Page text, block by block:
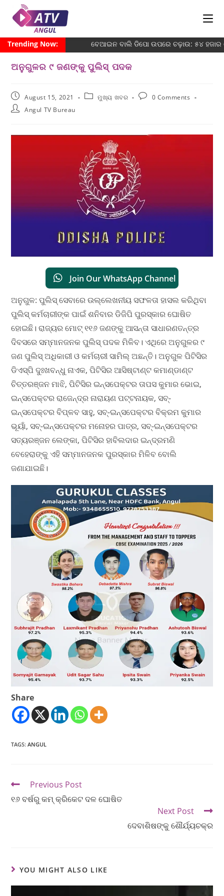
Trending Now: ବେଆଇନ ବାଲି ଡିପୋ ଉପରେ ଚଢ଼ାଉ: ୫୪ ହଜାର
ଅନୁଗୁଳର ୯ ଜଣଙ୍କୁ ପୁଲିସ୍ ପଦକ
August 15, 2021 ମୁଖ୍ୟ ଖବର
0 Comments
Angul TV Bureau
Join Our WhatsApp Channel
ଅନୁଗୁଳ: ପୁଲିସ୍ ସେବାରେ ଉଲ୍ଲେଖନୀୟ ସଫଳତା ହାସଲ କରିଥିବା
ପୁଲିସ୍‌ କର୍ମଚାରୀଙ୍କ ପାଇଁ ଶନିବାର ଡିଜିପି ପୁରସ୍କାର ଘୋଷିତ
ହୋଇଛି। ରାଜ୍ୟର ମୋଟ୍ ୧୧୬ ଜଣଙ୍କୁ ଆସନ୍ତା ସାଧାରଣତନ୍ତ୍ର
ଦିବସରେ ସମ୍ମାନଜନକ ପୁଲିସ୍ ପଦକ ମିଳିବ। ଏଥିରେ ଅନୁଗୁଳର ୯
ଜଣ ପୁଲିସ୍ ଅଧିକାରୀ ଓ କର୍ମଚାରୀ ସାମିଲ୍ ଅଛନ୍ତି। ଅନୁଗୁଳ ପିଟିସିର
ଡିଏସ୍‌ପି ଦୁଃଖବନ୍ଧୁ ନାଏକ, ପିଟିସିର ଆସିଷ୍ଟାଣ୍ଟ କମାଣ୍ଡାଣ୍ଟ
ଚିତ୍ତରଞ୍ଜନ ମାଝି, ପିଟିସିର ଇନ୍ସପେକ୍ଟର ତାପସ କୁମାର ଭୋଇ,
ଇନ୍ସପେକ୍ଟର ରାଜେନ୍ଦ୍ର ନାରାୟଣ ପଟ୍ଟନାୟକ, ସବ୍‌-
ଇନ୍ସପେକ୍ଟର ବିପ୍ଳବ ସାହୁ, ସବ୍-ଇନ୍ସପେକ୍ଟର ବିକ୍ରମ କୁମାର
ଭୂୟାଁ, ସବ୍-ଇନ୍ସପେକ୍ଟର ମନୋହର ପାତ୍ର, ସବ୍‌-ଇନ୍ସପେକ୍ଟର
ସତ୍ୟରଞ୍ଜନ ଲେଙ୍କା, ପିଟିସିର ହାବିଲଦାର ଇନ୍ଦ୍ରମଣି
ବେହେରାଙ୍କୁ ଏହି ସମ୍ମାନଜନକ ପୁରସ୍କାର ମିଳିବ ବୋଲି
ଜଣାଯାଇଛି।
Share
TAGS:ANGUL
Previous Post
୧୬ ବର୍ଷରୁ କମ୍ କ୍ରିକେଟ ଦଳ ଘୋଷିତ
Next Post
ଦେବାଶିଷଙ୍କୁ ଶୌର୍ଯ୍ୟଚକ୍ର
YOU MIGHT ALSO LIKE